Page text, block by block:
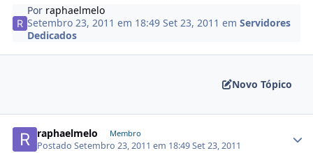
Por raphaelmelo
Setembro 23, 2011 em 18:49Set 23, 2011 emServidores
Dedicados
Novo Tópico
raphaelmelo Membro
PostadoSetembro 23, 2011 em 18:49Set 23, 2011